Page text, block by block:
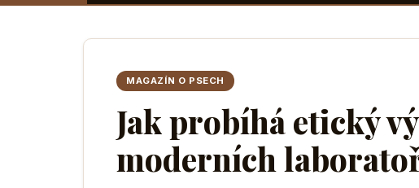
MAGAZÍN O PSECH
Jak probíhá etický
moderních